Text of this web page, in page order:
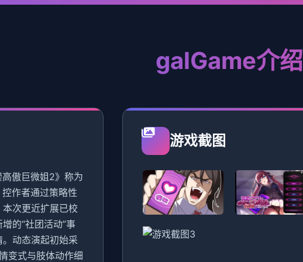
galGame介绍
高傲巨微姐2》称为
作者通过策略性
次更近扩展已校
的“社团活动”事
动态演起初始采
变式与肢体动作细
游戏截图